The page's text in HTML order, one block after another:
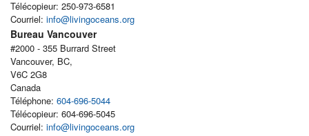
Télécopieur: 250-973-6581
Courriel: info@livingoceans.org
Bureau Vancouver
#2000 - 355 Burrard Street
Vancouver, BC,
V6C 2G8
Canada
Téléphone: 604-696-5044
Télécopieur: 604-696-5045
Courriel: info@livingoceans.org